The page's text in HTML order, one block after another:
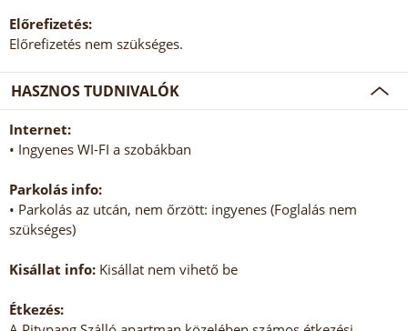
Előrefizetés:
Előrefizetés nem szükséges.
HASZNOS TUDNIVALÓK
Internet:
• Ingyenes WI-FI a szobákban
Parkolás info:
• Parkolás az utcán, nem őrzött: ingyenes (Foglalás nem
szükséges)
Kisállat info: Kisállat nem vihető be
Étkezés: